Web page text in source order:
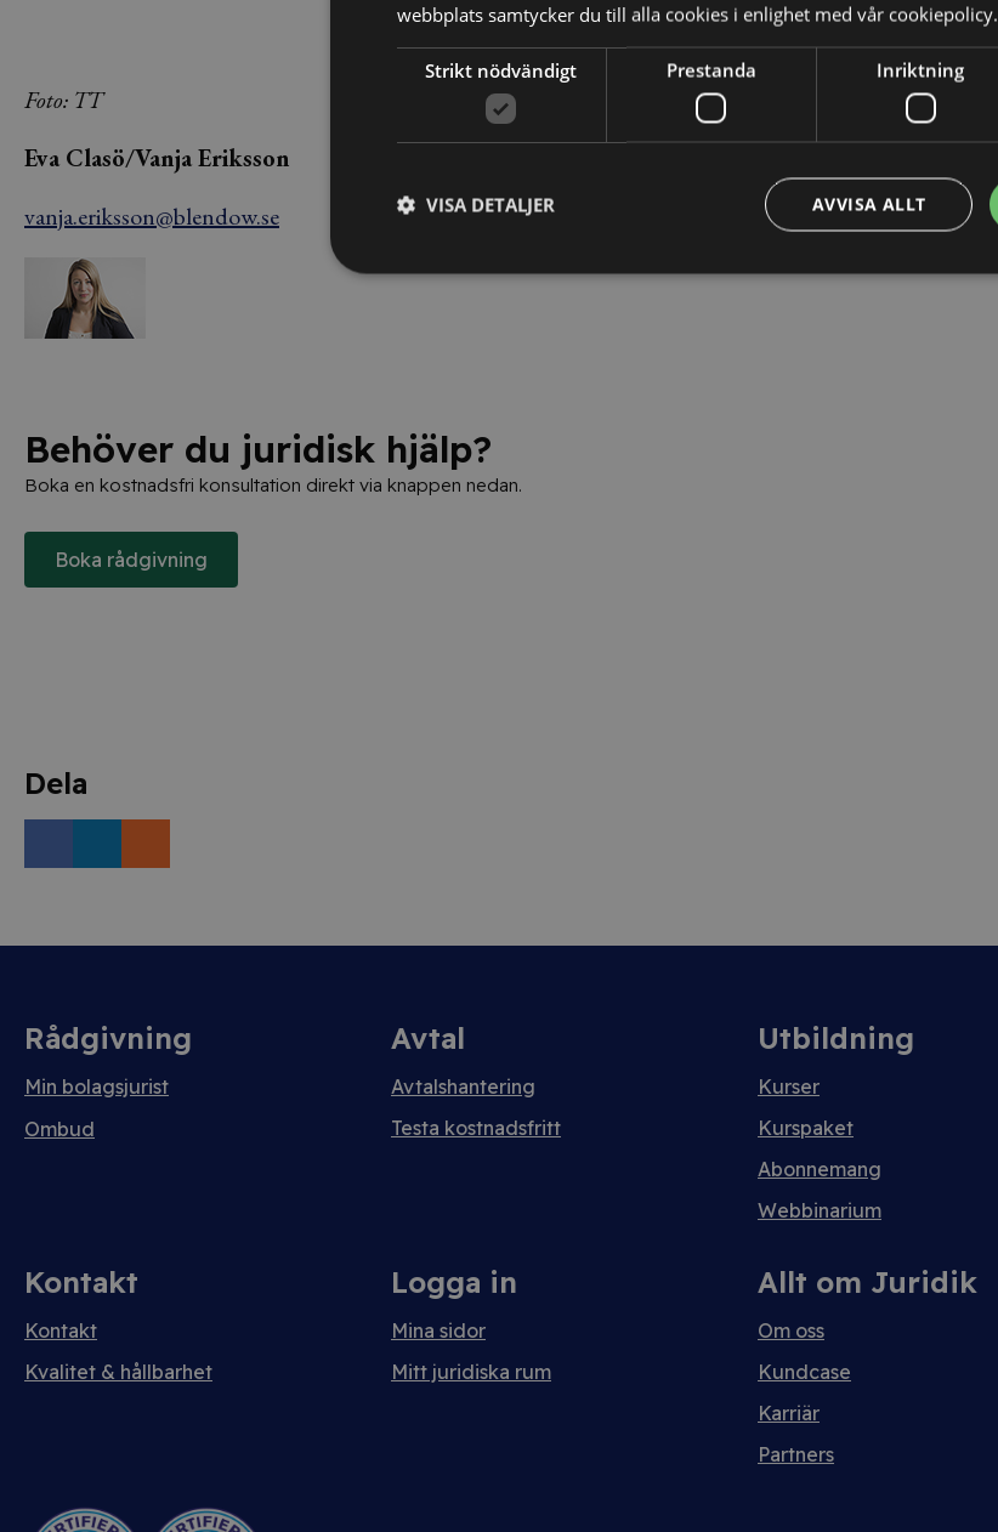
Foto: TT
Eva Clasö/Vanja Eriksson
vanja.eriksson@blendow.se
Behöver du juridisk hjälp?
Boka en kostnadsfri konsultation direkt via knappen nedan.
Boka rådgivning
Dela
Rådgivning
Min bolagsjurist
Ombud
Avtal
Avtalshantering
Testa kostnadsfritt
Utbildning
Kurser
Kurspaket
Abonnemang
Webbinarium
Kontakt
Kontakt
Kvalitet & hållbarhet
Logga in
Mina sidor
Mitt juridiska rum
Allt om Juridik
Om oss
Kundcase
Karriär
Partners
webbplats samtycker du till alla cookies i enlighet med vår cookiepolicy.
Strikt nödvändigt Prestanda Inriktning
AVVISA ALLT
VISA DETALJER